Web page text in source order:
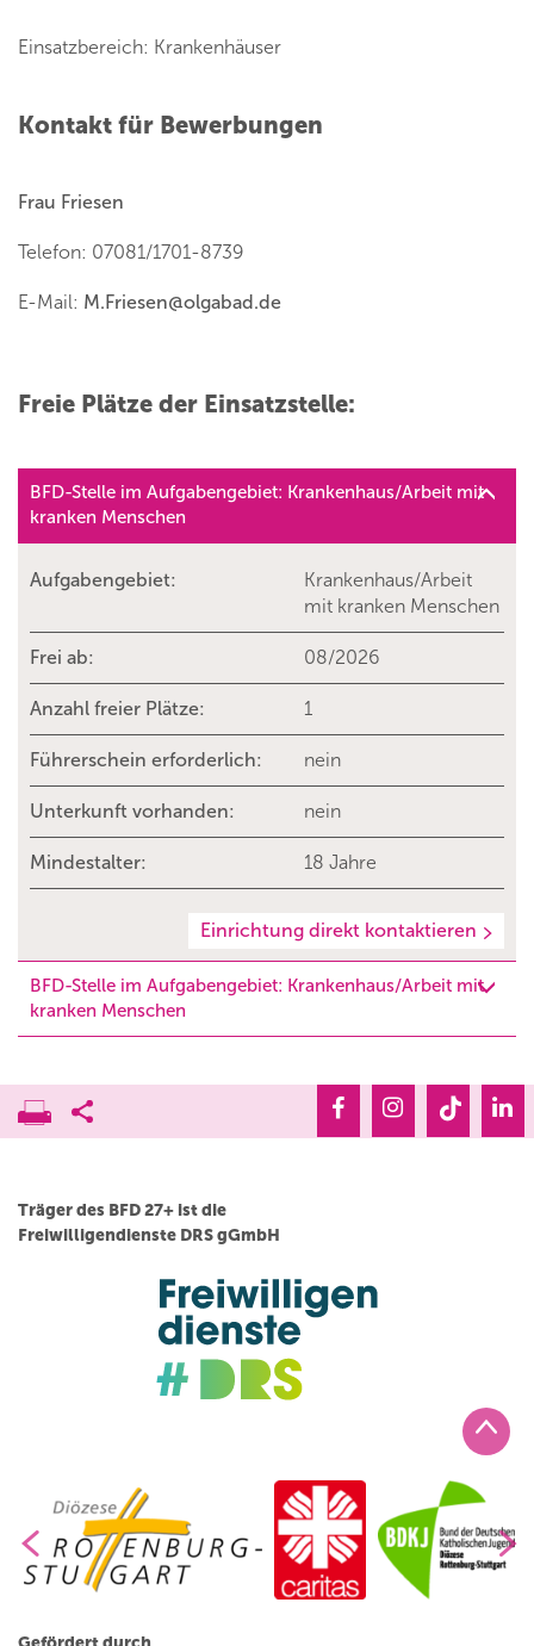
Einsatzbereich: Krankenhäuser
Kontakt für Bewerbungen
Frau Friesen
Telefon: 07081/1701-8739
E-Mail: M.Friesen@olgabad.de
Freie Plätze der Einsatzstelle:
BFD-Stelle im Aufgabengebiet: Krankenhaus/Arbeit mit
kranken Menschen
Aufgabengebiet:
Krankenhaus/Arbeit
mit kranken Menschen
Frei ab: 08/2026
Anzahl freier Plätze: 1
Führerschein erforderlich: nein
Unterkunft vorhanden: nein
Mindestalter: 18 Jahre
Einrichtung direkt kontaktieren
BFD-Stelle im Aufgabengebiet: Krankenhaus/Arbeit mit
kranken Menschen
Träger des BFD 27+ ist die
Freiwilligendienste DRS gGmbH